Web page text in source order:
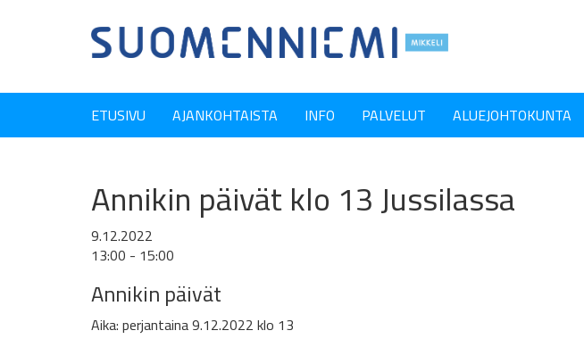
ETUSIVU AJANKOHTAISTA INFO PALVELUT ALUEJOHTOKUNTA
Annikin päivät klo 13 Jussilassa
9.12.2022
13:00 - 15:00
Annikin päivät
Aika: perjantaina 9.12.2022 klo 13